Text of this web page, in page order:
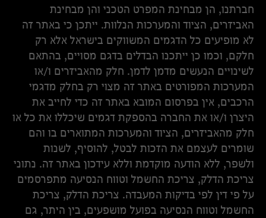
חברתנו, הן מבחינת המפרט הטכני והן מבחינת
האביזרים, הציוד והמערכות הנלוות. ייתכן כי באתר זה
לא מופיעים כל הדגמים המשווקים בישראל אלא רק
חלקם, וכמו כן ייתכנו הבדלים בדגם מסויים, בהתאם
לשינויים הנעשים מדמן לדמן. חלק מהאביזרים ו/או
המערכות המפורטים באתר זה מצוי רק בחלק מדגמי
הרכבים, אין בפרסום המובא באתר זה כדי לחייב את
היצרן ו/או את החברה בהספקת דגמים שיכללו את כל או
חלק מהאביזרים, הציוד והמערכות המתוארים בו והם
שומרים לעצמם את הזכות לבטל, להוסיף, לשנות
ולשפר, ללא הודעה מוקדמת וללא עידכון באתר זה. נתוני
צריכת הדלק, צריכת החשמל וטווח הנסיעה מתפרסמים
על פי דין לפי בדיקות המעבדה. צריכת הדלק, צריכת
החשמל וטווח הנסיעה בפועל מושפעים, בין היתר, גם